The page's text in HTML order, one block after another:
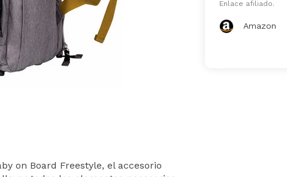
on Board Freestyle, el accesorio
Enlace afiliado.
Amazon